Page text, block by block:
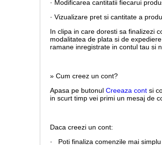
· Modificarea cantitatii fiecarui
· Vizualizare pret si cantitate a
In clipa in care doresti sa finalizezi
modalitatea de plata si de
ramane inregistrate in contul tau si
» Cum creez un cont?
Apasa pe butonul Creeaza cont si
in scurt timp vei primi un mesaj de
Daca creezi un cont:
· Poti finaliza comenzile mai